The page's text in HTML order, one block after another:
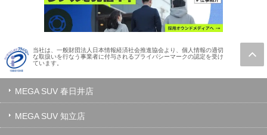
当社は、一般財団法人日本情報経済社会推進協会より、個人情報の適切
な取扱いを行なう事業者に付与されるプライバシーマークの認定を受け
ています。
MEGA SUV 春日井店
MEGA SUV 知立店